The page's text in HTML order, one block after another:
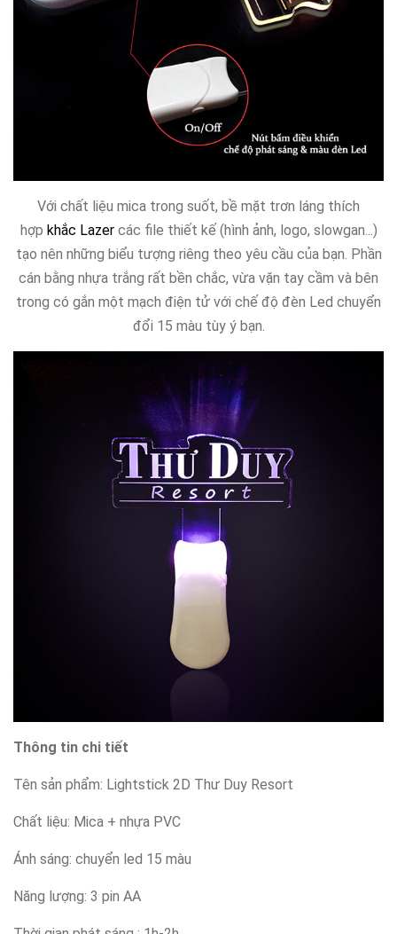
Với chất liệu mica trong suốt, bề mặt trơn láng thích
hợp khắc Lazercác file thiết kế (hình ảnh, logo, slowgan...)
tạo nên những biểu tượng riêng theo yêu cầu của bạn. Phần
cán bằng nhựa trắng rất bền chắc, vừa vặn tay cầm và bên
trong có gắn một mạch điện tử với chế độ đèn Led chuyển
đổi 15 màu tùy ý bạn.
Thông tin chi tiết
Tên sản phẩm: Lightstick 2D Thư Duy Resort
Chất liệu: Mica + nhựa PVC
Ánh sáng: chuyển led 15 màu
Năng lượng: 3 pin AA